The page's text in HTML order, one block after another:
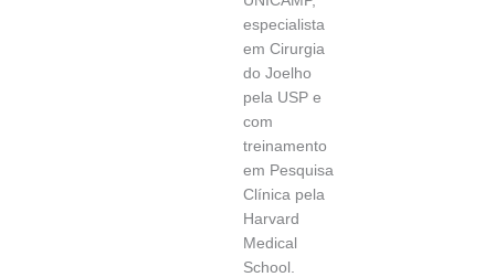
especialista
em Cirurgia
do Joelho
pela USP e
com
treinamento
em Pesquisa
Clínica pela
Harvard
Medical
School.